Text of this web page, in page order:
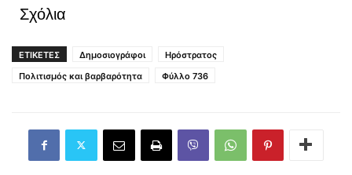
Σχόλια
ΕΤΙΚΕΤΕΣ Δημοσιογράφοι
Ηρόστρατος
Πολιτισμός και βαρβαρότητα
Φύλλο 736